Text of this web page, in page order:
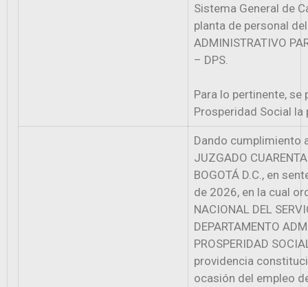
Sistema General de
planta de personal del
ADMINISTRATIVO
– DPS.
Para lo pertinente, se
Prosperidad Social
Dando cumplimiento
JUZGADO
BOGOTÁ D.C., en
de 2026, en la cual
NACIONAL DEL
DEPARTAMENTO
PROSPERIDAD
providencia
ocasión del empleo